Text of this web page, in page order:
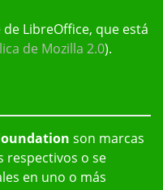
LibreOffice, que está
de Mozilla 2.0).
son marcas
respectivos o se
en uno o más